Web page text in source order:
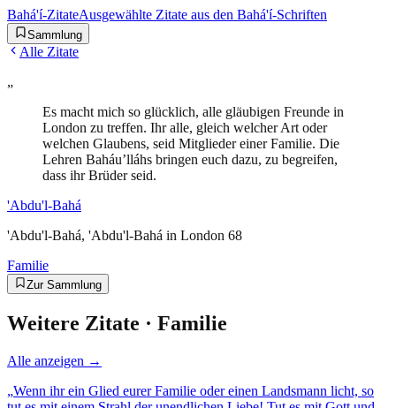
Bahá'í-ZitateAusgewählte Zitate aus den Bahá'í-Schriften
Sammlung
Alle Zitate
„
Es macht mich so glücklich, alle gläubigen Freunde in
London zu treffen. Ihr alle, gleich welcher Art oder
welchen Glaubens, seid Mitglieder einer Familie. Die
Lehren Baháu’lláhs bringen euch dazu, zu begreifen,
dass ihr Brüder seid.
'Abdu'l-Bahá
'Abdu'l-Bahá, 'Abdu'l-Bahá in London 68
Familie
Zur Sammlung
Weitere Zitate · Familie
Alle anzeigen →
„Wenn ihr ein Glied eurer Familie oder einen Landsmann licht, so